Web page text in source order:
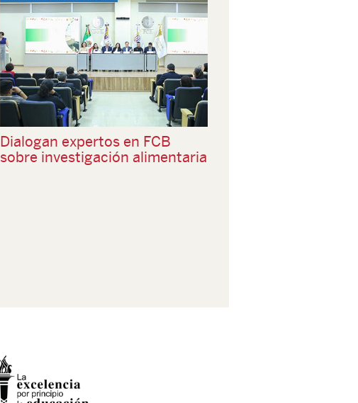
Dialogan expertos en FCB
sobre investigación alimentaria